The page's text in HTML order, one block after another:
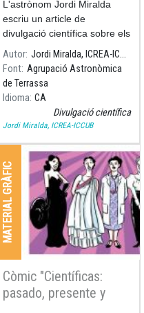
L'astrònom Jordi Miralda
escriu un article de
divulgació científica sobre els
exoplanetes de Pròxima
Centauri
Autor
Jordi Miralda, ICREA-ICCUB
Font Agrupació Astronòmica
de Terrassa
Idioma CA
Divulgació científica
Jordi Miralda, ICREA-ICCUB
MATERIAL GRÀFIC
Còmic "Científicas:
pasado, presente y
futuro"